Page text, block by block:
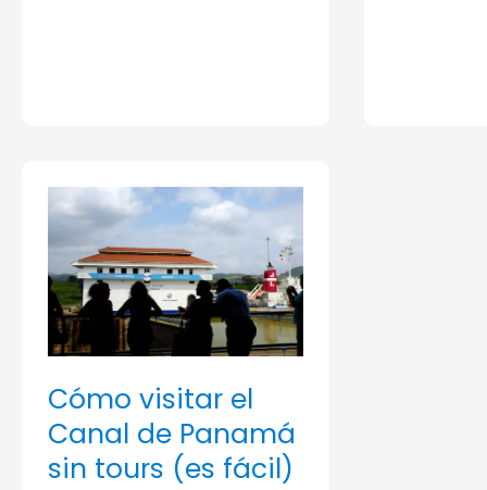
Cómo visitar el
Canal de Panamá
sin tours (es fácil)